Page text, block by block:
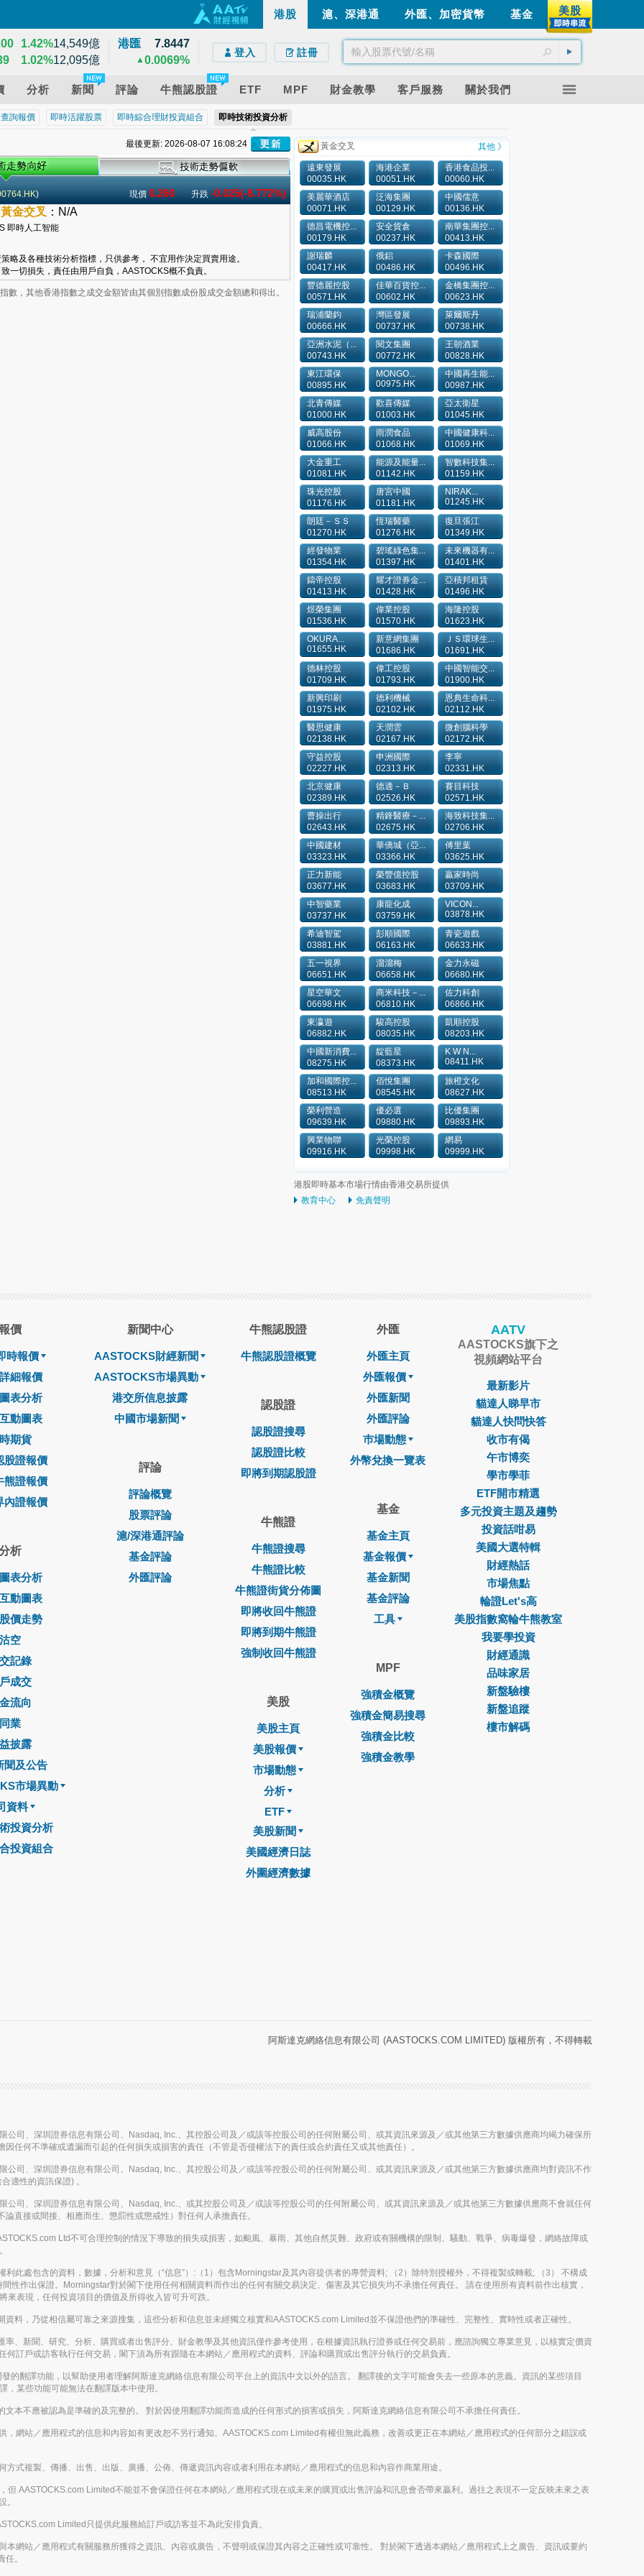
美股
基金
外匯、加密貨幣
滬、深港通
港股
1.42%14,549億
1.02%12,095億
港匯
7.8447
0.0069%
▲
登入 註冊
分析 新聞 評論 牛熊認股證 ETF MPF 財金教學 客戶服務 關於我們
詢報價 即時活躍股票 即時綜合理財投資組合 即時技術投資分析
最後更新: 2026-08-07 16:08:24
) 現價 0.260 升跌 -0.025(-8.772%)
黃金交叉 ： N/A
略及各種技術分析指標，只供參考， 不宜用作決定買賣用途。
一切損失，責任由用戶自負，AASTOCKS概不負責。
數，其他香港指數之成交金額皆由其個別指數成份股成交金額總和得出。
黃金交叉 其他 》
遠東發展
00035.HK
海港企業
00051.HK
香港食品投...
00060.HK
美麗華酒店
00071.HK
泛海集團
00129.HK
中國儒意
00136.HK
德昌電機控...
00179.HK
安全貨倉
00237.HK
南華集團控...
00413.HK
謝瑞麟
00417.HK
俄鋁
00486.HK
卡森國際
00496.HK
豐德麗控股
00571.HK
佳華百貨控...
00602.HK
金橋集團控...
00623.HK
瑞浦蘭鈞
00666.HK
灣區發展
00737.HK
萊爾斯丹
00738.HK
亞洲水泥（...
00743.HK
閱文集團
00772.HK
王朝酒業
00828.HK
東江環保
00895.HK
MONGO...
00975.HK
中國再生能...
00987.HK
北青傳媒
01000.HK
歡喜傳媒
01003.HK
亞太衛星
01045.HK
威高股份
01066.HK
雨潤食品
01068.HK
中國健康科...
01069.HK
大金重工
01081.HK
能源及能量...
01142.HK
智數科技集...
01159.HK
珠光控股
01176.HK
唐宮中國
01181.HK
NIRAK...
01245.HK
朗廷－ＳＳ
01270.HK
恆瑞醫藥
01276.HK
復旦張江
01349.HK
經發物業
01354.HK
碧瑤綠色集...
01397.HK
未來機器有...
01401.HK
鑄帝控股
01413.HK
耀才證券金...
01428.HK
亞積邦租賃
01496.HK
煜榮集團
01536.HK
偉業控股
01570.HK
海隆控股
01623.HK
OKURA...
01655.HK
新意網集團
01686.HK
ＪＳ環球生...
01691.HK
德林控股
01709.HK
偉工控股
01793.HK
中國智能交...
01900.HK
新興印刷
01975.HK
德利機械
02102.HK
恩典生命科...
02112.HK
醫思健康
02138.HK
天潤雲
02167.HK
微創腦科學
02172.HK
守益控股
02227.HK
申洲國際
02313.HK
李寧
02331.HK
北京健康
02389.HK
德適－Ｂ
02526.HK
賽目科技
02571.HK
曹操出行
02643.HK
精鋒醫療－...
02675.HK
海致科技集...
02706.HK
中國建材
03323.HK
華僑城（亞...
03366.HK
傅里葉
03625.HK
正力新能
03677.HK
榮豐億控股
03683.HK
贏家時尚
03709.HK
中智藥業
03737.HK
康龍化成
03759.HK
VICON...
03878.HK
希迪智駕
03881.HK
彭順國際
06163.HK
青瓷遊戲
06633.HK
五一視界
06651.HK
溜溜梅
06658.HK
金力永磁
06680.HK
星空華文
06698.HK
商米科技－...
06810.HK
佐力科創
06866.HK
東瀛遊
06882.HK
駿高控股
08035.HK
凱順控股
08203.HK
中國新消費...
08275.HK
靛藍星
08373.HK
K W N...
08411.HK
加和國際控...
08513.HK
佰悅集團
08545.HK
旅橙文化
08627.HK
榮利營造
09639.HK
優必選
09880.HK
比優集團
09893.HK
興業物聯
09916.HK
光榮控股
09998.HK
網易
09999.HK
港股即時基本市場行情由香港交易所提供
教育中心
免責聲明
價
時報價
細報價
表分析
動圖表
期貨
股證報價
熊證報價
內證報價
析
表分析
動圖表
價走勢
空
記錄
成交
流向
業
披露
聞及公告
市場異動
資料
投資分析
投資組合
新聞中心
AASTOCKS財經新聞
AASTOCKS市場異動
港交所信息披露
中國市場新聞
評論
評論概覽
股票評論
滬/深港通評論
基金評論
外匯評論
牛熊認股證
牛熊認股證概覽
認股證
認股證搜尋
認股證比較
即將到期認股證
牛熊證
牛熊證搜尋
牛熊證比較
牛熊證街貨分佈圖
即將收回牛熊證
即將到期牛熊證
強制收回牛熊證
美股
美股主頁
美股報價
市場動態
分析
ETF
美股新聞
美國經濟日誌
外圍經濟數據
外匯
外匯主頁
外匯報價
外匯新聞
外匯評論
巿場動態
外幣兌換一覽表
基金
基金主頁
基金報價
基金新聞
基金評論
工具
MPF
強積金概覽
強積金簡易搜尋
強積金比較
強積金教學
AATV
AASTOCKS旗下之
視頻網站平台
最新影片
貓達人睇早市
貓達人快問快答
收市有偈
午市博奕
學市學菲
ETF開市精選
多元投資主題及趨勢
投資話咁易
美國大選特輯
財經熱話
市場焦點
輪證Let's高
美股指數窩輪牛熊教室
我要學投資
財經通識
品味家居
新盤驗樓
新盤追蹤
樓市解碼
阿斯達克網絡信息有限公司 (AASTOCKS.COM LIMITED) 版權所有，不得轉載
司、深圳證券信息有限公司、Nasdaq, Inc.、其控股公司及／或該等控股公司的任何附屬公司、或其資訊來源及／或其他第三方數據供應商均竭力確保所
任何不準確或遺漏而引起的任何損失或損害的責任（不管是否侵權法下的責任或合約責任又或其他責任）。
司、深圳證券信息有限公司、Nasdaq, Inc.、其控股公司及／或該等控股公司的任何附屬公司、或其資訊來源及／或其他第三方數據供應商均對資訊不作
適性的資訊保證) 。
司、深圳證券信息有限公司、Nasdaq, Inc.、或其控股公司及／或該等控股公司的任何附屬公司、或其資訊來源及／或其他第三方數據供應商不會就任何
直接或間接、相應而生、懲罰性或懲戒性）對任何人承擔責任。
Ltd不可合理控制的情況下導致的損失或損害，如颱風、暴雨、其他自然災難、政府或有關機構的限制、騷動、戰爭、病毒爆發，網絡故障或
此處包含的資料，數據，分析和意見（“信息”）:（1）包含Morningstar及其內容提供者的專營資料; （2）除特別授權外，不得複製或轉載; （3） 不構成
性作出保證。Morningstar對於閣下使用任何相關資料而作出的任何有關交易決定、傷害及其它損失均不承擔任何責任。 請在使用所有資料前作出核實，
表現，任何投資項目的價值及所得收入皆可升可跌。
料，乃從相信屬可靠之來源搜集，這些分析和信息並未經獨立核實和AASTOCKS.com Limited並不保證他們的準確性、完整性、實時性或者正確性。
、新聞、研究、分析、購買或者出售評分、財金教學及其他資訊僅作參考使用，在根據資訊執行證券或任何交易前，應諮詢獨立專業意見，以核實定價資
訂戶或訪客執行任何交易，閣下須為所有跟隨在本網站／應用程式的資料、評論和購買或出售評分執行的交易負責。
的翻譯功能，以幫助使用者理解阿斯達克網絡信息有限公司平台上的資訊中文以外的語言。 翻譯後的文字可能會失去一些原本的意義。資訊的某些項目
某些功能可能無法在翻譯版本中使用。
本不應被認為是準確的及完整的。 對於因使用翻譯功能而造成的任何形式的損害或損失，阿斯達克網絡信息有限公司不承擔任何責任。
網站／應用程式的信息和內容如有更改恕不另行通知。AASTOCKS.com Limited有權但無此義務，改善或更正在本網站／應用程式的任何部分之錯誤或
式複製、傳播、出售、出版、廣播、公佈、傳遞資訊內容或者利用在本網站／應用程式的信息和內容作商業用途。
AASTOCKS.com Limited不能並不會保證任何在本網站／應用程式現在或未來的購買或出售評論和訊息會否帶來贏利。過往之表現不一定反映未來之表
。
Limited只提供此服務給訂戶或訪客並不為此安排負責。
網站／應用程式有關服務所獲得之資訊、內容或廣告，不聲明或保證其內容之正確性或可靠性。 對於閣下透過本網站／應用程式上之廣告、資訊或要約
。